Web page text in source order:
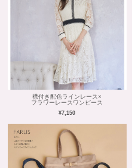
襟付き配色ラインレース×
フラワーレースワンピース
¥7,150